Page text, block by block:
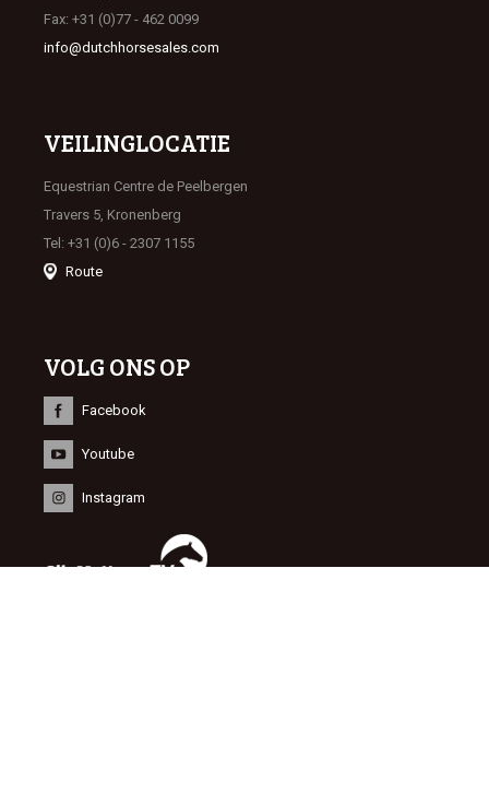
Fax: +31 (0)77 - 462 0099
info@dutchhorsesales.com
VEILINGLOCATIE
Equestrian Centre de Peelbergen
Travers 5, Kronenberg
Tel: +31 (0)6 - 2307 1155
Route
VOLG ONS OP
Facebook
Youtube
Instagram